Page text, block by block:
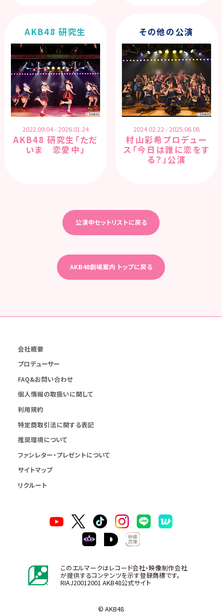
AKB48 研究生
2022.09.04 - 2026.01.24
AKB48 研究生「ただ
いま 恋愛中」
その他の公演
2024.02.22 - 2025.06.08
村山彩希プロデュー
ス「今日は誰に恋をす
る？」公演
公演中セットリストに戻る
AKB48劇場案内 トップに戻る
会社概要
プロデューサー
FAQ&お問い合わせ
個人情報の取扱いに関して
利用規約
特定商取引法に関する表記
推奨環境について
ファンレター・プレゼントについて
サイトマップ
リクルート
このエルマークはレコード会社・映像制作会社
が提供するコンテンツを示す登録商標です。
RIAJ20012001 AKB48公式サイト
© AKB48